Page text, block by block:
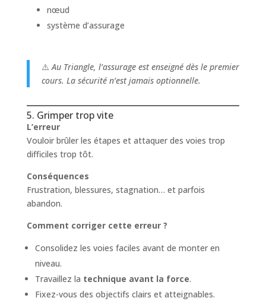
nœud
système d’assurage
⚠️Au Triangle, l’assurage est enseigné dès le premier
cours. La sécurité n’est jamais optionnelle.
5. Grimper trop vite
L’erreur
Vouloir brûler les étapes et attaquer des voies trop
difficiles trop tôt.
Conséquences
Frustration, blessures, stagnation… et parfois
abandon.
Comment corriger cette erreur ?
Consolidez les voies faciles avant de monter en
niveau.
Travaillez la technique avant la force.
Fixez-vous des objectifs clairs et atteignables.